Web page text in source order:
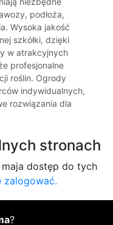
podłoża,
Wysoka jakość
szkółki, dzięki
w atrakcyjnych
profesjonalne
roślin. Ogrody
indywidualnych,
rozwiązania dla
stronach
dostęp do tych
zalogować.
?